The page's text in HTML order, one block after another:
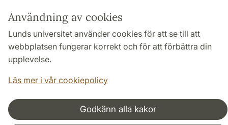
Användning av cookies
Lunds universitet använder cookies för att se till att
webbplatsen fungerar korrekt och för att förbättra din
upplevelse.
Läs mer i vår cookiepolicy
Godkänn alla kakor